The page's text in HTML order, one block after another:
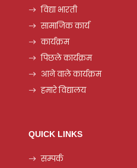
विद्या भारती
सामाजिक कार्य
कार्यक्रम
पिछले कार्यक्रम
आने वाले कार्यक्रम
हमारे विद्यालय
QUICK LINKS
सम्पर्क